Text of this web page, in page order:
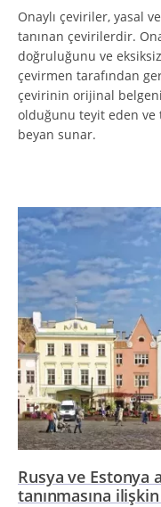
Onaylı çeviriler, yasal
tanınan çevirilerdir.
doğruluğunu ve
çevirmen tarafından
çevirinin orijinal
olduğunu teyit eden ve
beyan sunar.
Rusya ve Estonya
tanınmasına